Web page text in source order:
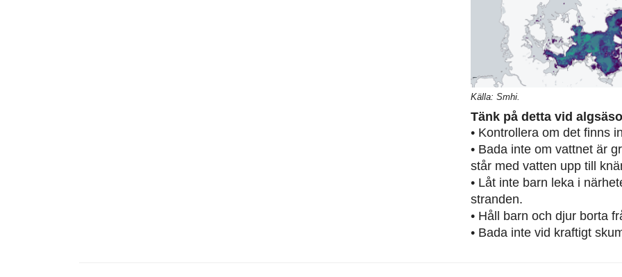
Källa: Smhi.
Tänk på detta vid
• Kontrollera om det finns
• Bada inte om vattnet är
står med vatten upp till
• Låt inte barn leka i
stranden.
• Håll barn och djur borta
• Bada inte vid kraftigt